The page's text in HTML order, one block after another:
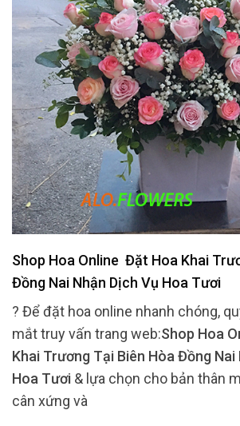
Shop Hoa Online Đặt Hoa Khai
Đồng Nai Nhận Dịch Vụ Hoa Tươi
? Để đặt hoa online nhanh chóng,
mắt truy vấn trang web:Shop Hoa
Khai Trương Tại Biên Hòa Đồng Nai
Hoa Tươi & lựa chọn cho bản thân
cân xứng và